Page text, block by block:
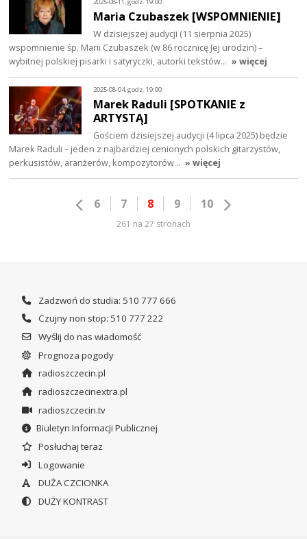
Maria Czubaszek [WSPOMNIENIE]
W dzisiejszej audycji (11 sierpnia 2025)
wspomnienie śp. Marii Czubaszek (w 86 rocznicę Jej urodzin) –
wybitnej polskiej pisarki i satyryczki, autorki tekstów… » więcej
2025-08-04, godz. 19:00
Marek Raduli [SPOTKANIE z
ARTYSTĄ]
Gościem dzisiejszej audycji (4 lipca 2025) będzie
Marek Raduli – jeden z najbardziej cenionych polskich gitarzystów,
perkusistów, aranżerów, kompozytorów… » więcej
6 7 8 9 10
261 na 27 stronach
Zadzwoń do studia: 510 777 666
Czujny non stop: 510 777 222
Wyślij do nas wiadomość
Prognoza pogody
radioszczecin.pl
radioszczecinextra.pl
radioszczecin.tv
Biuletyn Informacji Publicznej
Posłuchaj teraz
Logowanie
DUŻA CZCIONKA
DUŻY KONTRAST